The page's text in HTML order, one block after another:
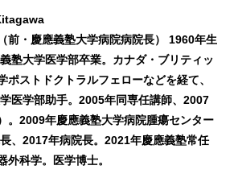
前・慶應義塾大学病院病院長） 1960年生
塾大学医学部卒業。カナダ・ブリティッ
ポストドクトラルフェローなどを経て、
医学部助手。2005年同専任講師、2007
。2009年慶應義塾大学病院腫瘍センター
、2017年病院長。2021年慶應義塾常任
外科学。医学博士。